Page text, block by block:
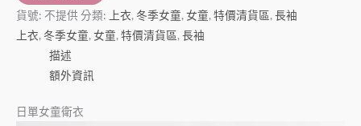
貨號: 不提供 分類: 上衣, 冬季女童, 女童, 特價清貨區, 長袖
上衣, 冬季女童, 女童, 特價清貨區, 長袖
描述
額外資訊
日單女童衛衣